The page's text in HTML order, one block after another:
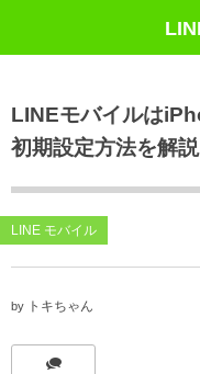
LINEモバイルは
初期設定方法を解説
LINE モバイル
by トキちゃん